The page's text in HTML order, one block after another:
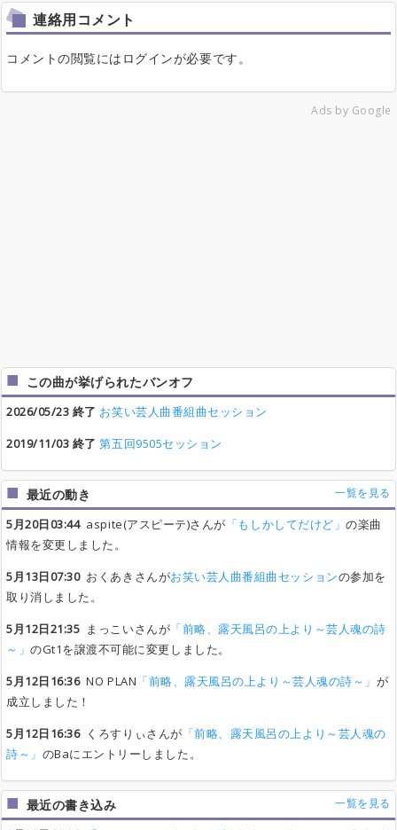
連絡用コメント
コメントの閲覧にはログインが必要です。
Ads by Google
この曲が挙げられたバンオフ
2026/05/23 終了 お笑い芸人曲番組曲セッション
2019/11/03 終了 第五回9505セッション
最近の動き 一覧を見る
5月20日03:44aspite(アスピーテ)さんが 「もしかしてだけど」の楽曲
情報を変更しました。
5月13日07:30おくあきさんがお笑い芸人曲番組曲セッションの参加を
取り消しました。
5月12日21:35 まっこいさんが 「前略、露天風呂の上より～芸人魂の詩
～」のGt1を譲渡不可能に変更しました。
5月12日16:36NO PLAN 「前略、露天風呂の上より～芸人魂の詩～」 が
成立しました！
5月12日16:36くろすりぃさんが 「前略、露天風呂の上より～芸人魂の
詩～」 のBaにエントリーしました。
最近の書き込み 一覧を見る